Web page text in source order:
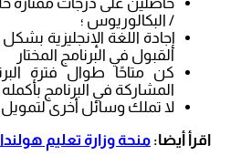
/ البكالوريوس ؛
إجادة اللغة الإنجليزية
القبول في البرنامج المختار
كن متاحًا طوال فترة
المشاركة في البرنامج بأكمله
لا تملك وسائل أخرى لتمويل
اقرأ أيضا: منحة وزارة تعليم هولندا 2022